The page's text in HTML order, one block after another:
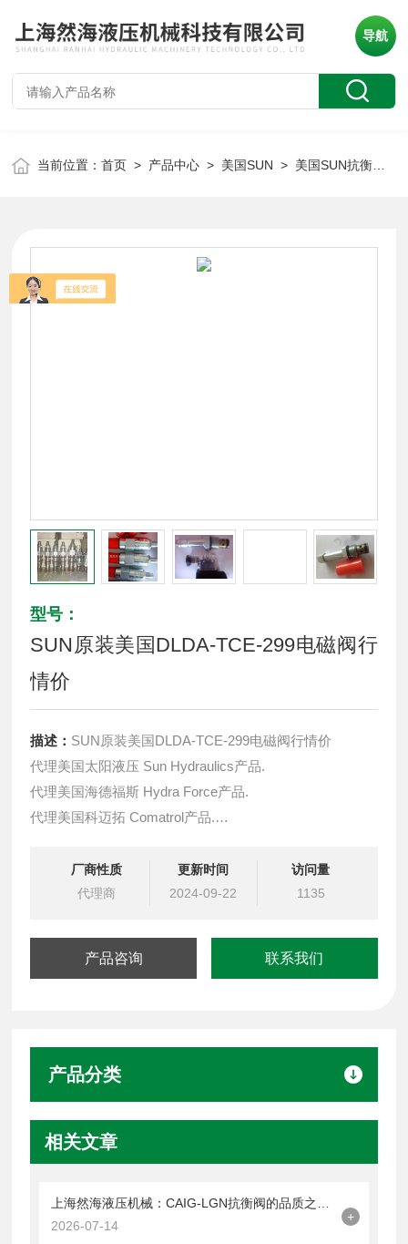
导航
当前位置：首页 > 产品中心 > 美国SUN > 美国SUN抗衡阀
型号：
SUN原装美国DLDA-TCE-299电磁阀行
情价
描述： SUN原装美国DLDA-TCE-299电磁阀行情价
代理美国太阳液压 Sun Hydraulics产品.
代理美国海德福斯 Hydra Force产品.
代理美国科迈拓 Comatrol产品.
提供油路系统设计,油路块设计,阀块设计与选型
液压油缸，经销力士乐、派克、中国台湾北部等液压元件
厂商性质
代理商
更新时间
2024-09-22
访问量
1135
产品咨询 联系我们
产品分类
相关文章
2026-07-14
+